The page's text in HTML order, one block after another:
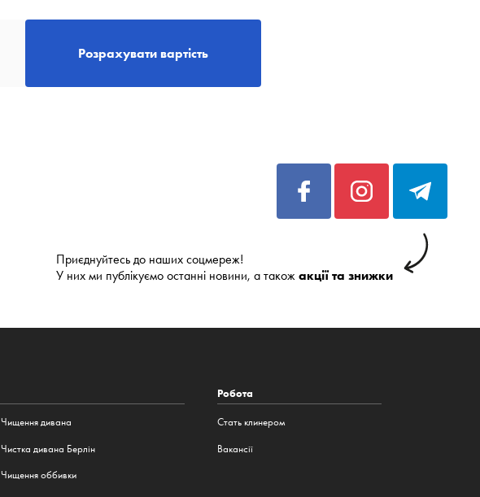
Розрахувати вартість
Приєднуйтесь до наших соцмереж!
У них ми публікуємо останні новини, а також акції та знижки
Чищення дивана
Чистка дивана Берлін
Чищення оббивки
Робота
Стать клинером
Вакансії